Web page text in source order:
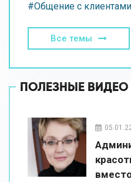
#Общение с клиентами
Все темы
ПОЛЕЗНЫЕ ВИДЕО